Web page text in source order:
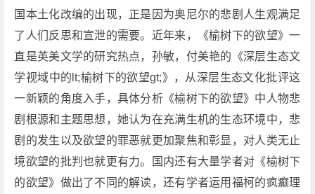
国本土化改编的出现，正是因为奥尼尔的悲剧人生观满足
了人们反思和宣泄的需要。近年来，《榆树下的欲望》一
直是英美文学的研究热点，孙敏，付美艳的《深层生态文
学视域中的lt;榆树下的欲望gt;》，从深层生态文化批评这
一新颖的角度入手，具体分析《榆树下的欲望》中人物悲
剧根源和主题思想，她认为在充满生机的生态环境中，悲
剧的发生以及欲望的罪恶就更加聚焦和彰显，对人类无止
境欲望的批判也就更有力。国内还有大量学者对《榆树下
的欲望》做出了不同的解读，还有学者运用福柯的疯癫理